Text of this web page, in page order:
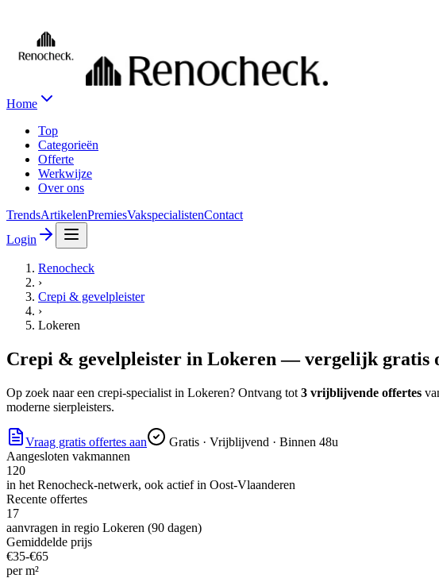
Home
Top
Categorieën
Offerte
Werkwijze
Over ons
TrendsArtikelenPremiesVakspecialistenContact
Login
Renocheck
›
Crepi & gevelpleister
›
Lokeren
Crepi & gevelpleister in Lokeren — vergelijk gratis
Op zoek naareen crepi-specialist in Lokeren? Ontvang tot 3 vrijblijvende offertes
moderne sierpleisters.
Vraag gratis offertes aan
Gratis · Vrijblijvend · Binnen 48u
Aangesloten vakmannen
120
in het Renocheck-netwerk, ook actief in Oost-Vlaanderen
Recente offertes
17
aanvragen in regio Lokeren (90 dagen)
Gemiddelde prijs
€35-€65
perm²